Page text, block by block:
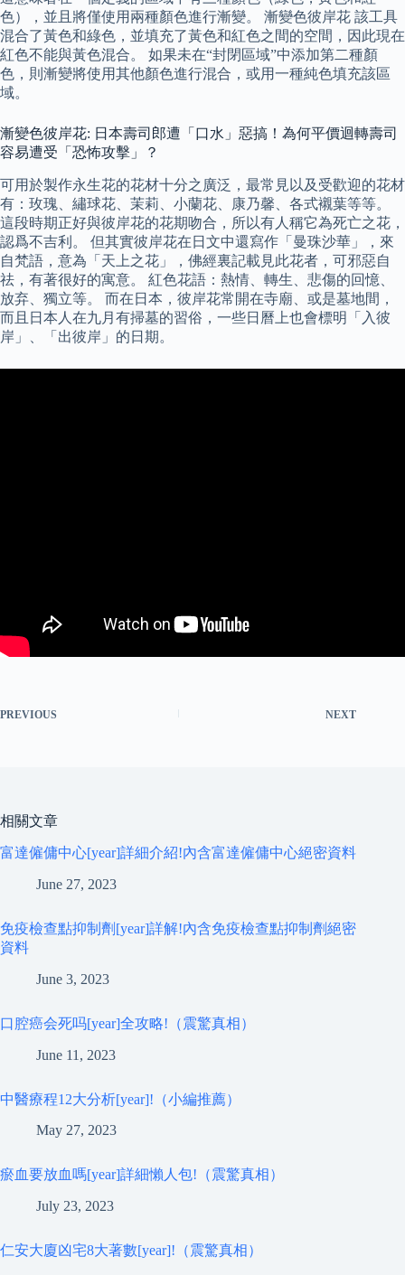
色），並且將僅使用兩種顏色進行漸變。 漸變色彼岸花 該工具
混合了黃色和綠色，並填充了黃色和紅色之間的空間，因此現在
紅色不能與黃色混合。 如果未在“封閉區域”中添加第二種顏
色，則漸變將使用其他顏色進行混合，或用一種純色填充該區
域。
漸變色彼岸花: 日本壽司郎遭「口水」惡搞！為何平價迴轉壽司
容易遭受「恐怖攻擊」？
可用於製作永生花的花材十分之廣泛，最常見以及受歡迎的花材
有：玫瑰、繡球花、茉莉、小蘭花、康乃馨、各式襯葉等等。
這段時期正好與彼岸花的花期吻合，所以有人稱它為死亡之花，
認爲不吉利。 但其實彼岸花在日文中還寫作「曼珠沙華」，來
自梵語，意為「天上之花」，佛經裏記載見此花者，可邪惡自
祛，有著很好的寓意。 紅色花語：熱情、轉生、悲傷的回憶、
放弃、獨立等。 而在日本，彼岸花常開在寺廟、或是墓地間，
而且日本人在九月有掃墓的習俗，一些日曆上也會標明「入彼
岸」、「出彼岸」的日期。
PREVIOUS NEXT
相關文章
富達僱傭中心[year]詳細介紹!內含富達僱傭中心絕密資料
June 27, 2023
免疫檢查點抑制劑[year]詳解!內含免疫檢查點抑制劑絕密
資料
June 3, 2023
口腔癌会死吗[year]全攻略!（震驚真相）
June 11, 2023
中醫療程12大分析[year]!（小編推薦）
May 27, 2023
瘀血要放血嗎[year]詳細懶人包!（震驚真相）
July 23, 2023
仁安大廈凶宅8大著數[year]!（震驚真相）